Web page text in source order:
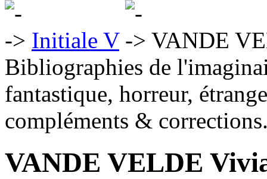
Initiale V
VANDE
Bibliographies de
fantastique, horreur,
compléments &
VANDE VELDE